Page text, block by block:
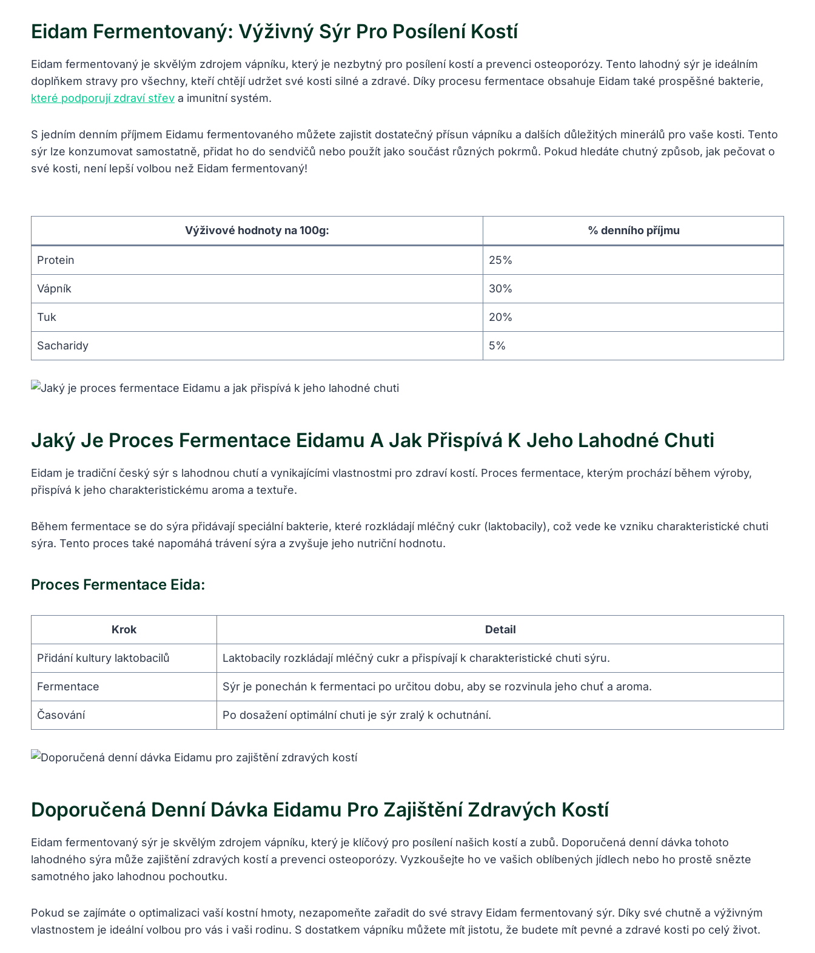
Eidam Fermentovaný: Výživný Sýr Pro Posílení Kostí
Eidam ⁣fermentovaný je​ skvělým zdrojem vápníku, který⁤ je nezbytný pro posílení kostí a prevenci osteoporózy. Tento lahodný sýr je ideálním
doplňkem stravy pro všechny, kteří chtějí udržet své kosti silné⁢ a zdravé. Díky procesu fermentace obsahuje Eidam‍ také prospěšné‌ bakterie,
které podporují zdraví střev ⁢ a imunitní systém.
S jedním denním příjmem Eidamu fermentovaného můžete zajistit dostatečný přísun vápníku a dalších důležitých minerálů pro⁤ vaše kosti. Tento
sýr lze konzumovat samostatně, přidat ho do sendvičů nebo ​použít ⁢jako součást různých pokrmů. Pokud ‍hledáte⁣ chutný způsob, jak pečovat o
své kosti, není lepší volbou než Eidam fermentovaný!
Výživové hodnoty ⁢na 100g: % denního příjmu
Protein 25%
Vápník 30%
Tuk 20%
Sacharidy 5%
Jaký Je Proces Fermentace Eidamu A Jak Přispívá ⁢k Jeho Lahodné ‍chuti
Eidam je tradiční český sýr s⁣ lahodnou chutí a ​vynikajícími vlastnostmi pro zdraví kostí. Proces fermentace, kterým prochází během ⁢výroby,
přispívá k jeho ‌charakteristickému aroma a‍ textuře.
Během fermentace se do sýra přidávají speciální bakterie, které rozkládají mléčný cukr (laktobacily), což ⁤vede ke vzniku charakteristické ​chuti
sýra. Tento ​proces také napomáhá trávení sýra a ⁣zvyšuje jeho nutriční ‌hodnotu.
Proces Fermentace Eida:
Krok Detail
Přidání kultury laktobacilů Laktobacily rozkládají mléčný ⁣cukr a přispívají‌ k charakteristické chuti sýru.
Fermentace Sýr ‌je ponechán k fermentaci⁣ po určitou‌ dobu,⁢ aby se rozvinula jeho ​chuť a aroma.
Časování Po dosažení optimální ⁤chuti⁣ je ⁤sýr zralý k ochutnání.
Doporučená Denní Dávka Eidamu ⁣pro Zajištění Zdravých⁢ Kostí
Eidam fermentovaný sýr ⁣je skvělým zdrojem vápníku, který ⁤je klíčový pro posílení našich kostí a ​zubů. Doporučená denní dávka tohoto
lahodného⁢ sýra může zajištění zdravých kostí⁤ a prevenci osteoporózy. Vyzkoušejte ho ve‍ vašich​ oblíbených jídlech nebo⁢ ho prostě snězte
samotného jako lahodnou pochoutku.
Pokud se zajímáte o‌ optimalizaci​ vaší⁢ kostní hmoty, nezapomeňte⁤ zařadit do své stravy Eidam fermentovaný sýr. Díky své chutně a výživným‍
vlastnostem je ideální volbou pro vás i vaši rodinu. S ⁣dostatkem vápníku⁤ můžete mít jistotu, že budete mít pevné ‌a zdravé kosti po celý ​život.